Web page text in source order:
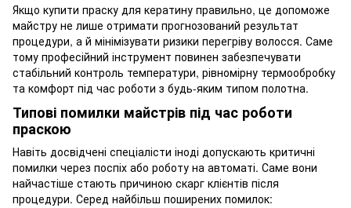
Якщо купити праску для кератину правильно, це допоможе
майстру не лише отримати прогнозований результат
процедури, а й мінімізувати ризики перегріву волосся. Саме
тому професійний інструмент повинен забезпечувати
стабільний контроль температури, рівномірну термообробку
та комфорт під час роботи з будь-яким типом полотна.
Типові помилки майстрів під час роботи
праскою
Навіть досвідчені спеціалісти іноді допускають критичні
помилки через поспіх або роботу на автоматі. Саме вони
найчастіше стають причиною скарг клієнтів після
процедури. Серед найбільш поширених помилок: